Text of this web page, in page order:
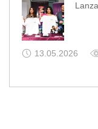
13.05.2026